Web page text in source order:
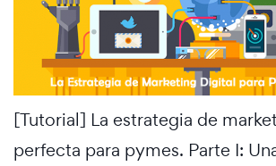
[Tutorial] La estrategia de
perfecta para pymes. Parte I: